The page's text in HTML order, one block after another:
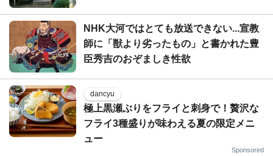
NHK大河ではとても放送できない...宣教
師に「獣より劣ったもの」と書かれた豊
臣秀吉のおぞましき性欲
dancyu
極上黒瀬ぶりをフライと刺身で！贅沢な
フライ3種盛りが味わえる夏の限定メニ
ュー
Sponsored